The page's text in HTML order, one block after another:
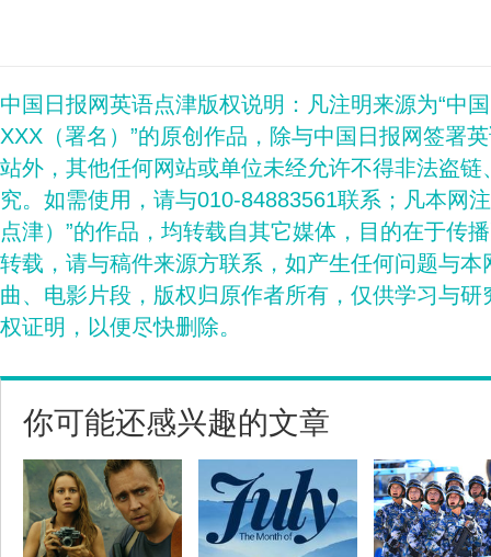
中国日报网英语点津版权说明：凡注明来源为“中
XXX（署名）”的原创作品，除与中国日报网签署
站外，其他任何网站或单位未经允许不得非法盗
究。如需使用，请与010-84883561联系；凡本网
点津）”的作品，均转载自其它媒体，目的在于传
转载，请与稿件来源方联系，如产生任何问题与
曲、电影片段，版权归原作者所有，仅供学习与
权证明，以便尽快删除。
你可能还感兴趣的文章